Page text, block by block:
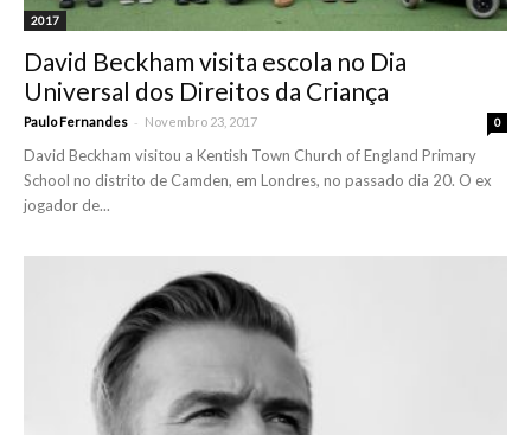
2017
David Beckham visita escola no Dia
Universal dos Direitos da Criança
Paulo Fernandes - Novembro 23, 2017 0
David Beckham visitou a Kentish Town Church of England Primary
School no distrito de Camden, em Londres, no passado dia 20. O ex
jogador de...